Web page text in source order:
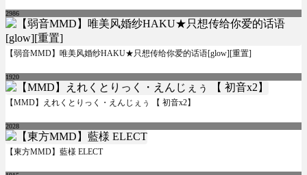
2986
【弱音MMD】唯美风婚纱HAKU★只想传给你爱的话语[glow][重置]
1920
【MMD】えれくとりっく・えんじぇぅ 【 初音x2】
2028
【東方MMD】藍様 ELECT